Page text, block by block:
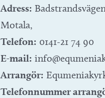
Adress:
Motala,
Telefon: 0141-21 74 90
E-mail:
Arrangör:
Telefonnummer